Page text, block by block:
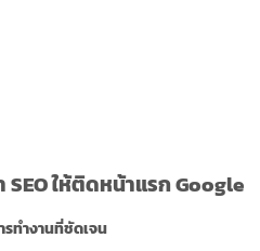
ให้ติดหน้าแรก Google
ทำงานที่ชัดเจน